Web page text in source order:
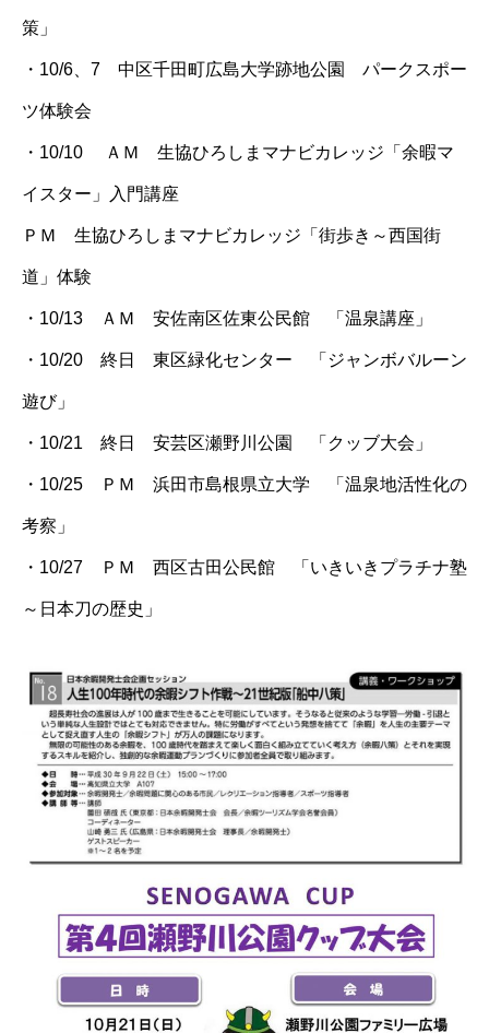
策」
・10/6、7 中区千田町広島大学跡地公園 パークスポー
ツ体験会
・10/10 ＡＭ 生協ひろしまマナビカレッジ「余暇マ
イスター」入門講座
ＰＭ 生協ひろしまマナビカレッジ「街歩き～西国街
道」体験
・10/13 ＡＭ 安佐南区佐東公民館 「温泉講座」
・10/20 終日 東区緑化センター 「ジャンボバルーン
遊び」
・10/21 終日 安芸区瀬野川公園 「クッブ大会」
・10/25 ＰＭ 浜田市島根県立大学 「温泉地活性化の
考察」
・10/27 ＰＭ 西区古田公民館 「いきいきプラチナ塾
～日本刀の歴史」